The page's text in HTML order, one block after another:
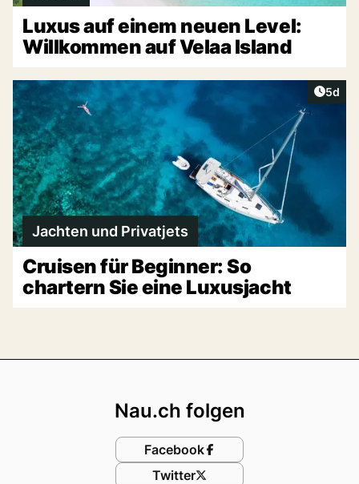
Luxus auf einem neuen Level:
Willkommen auf Velaa Island
5d
Jachten und Privatjets
Cruisen für Beginner: So
chartern Sie eine Luxusjacht
Nau.ch folgen
Facebook
Twitter